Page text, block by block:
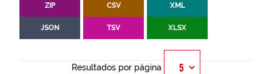
ZIP CSV XML
JSON TSV XLSX
Resultados por página